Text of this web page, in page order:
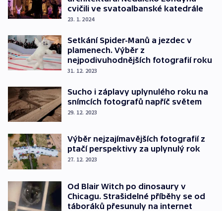
cvičili ve svatoalbanské katedrále
23. 1. 2024
Setkání Spider-Manů a jezdec v
plamenech. Výběr z
nejpodivuhodnějších fotografií roku
31. 12. 2023
Sucho i záplavy uplynulého roku na
snímcích fotografů napříč světem
29. 12. 2023
Výběr nejzajímavějších fotografií z
ptačí perspektivy za uplynulý rok
27. 12. 2023
Od Blair Witch po dinosaury v
Chicagu. Strašidelné příběhy se od
táboráků přesunuly na internet